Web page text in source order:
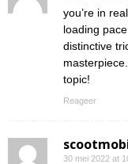
you’re in
loading
distinctive
topic!
Reageer
30 mei 2022 at